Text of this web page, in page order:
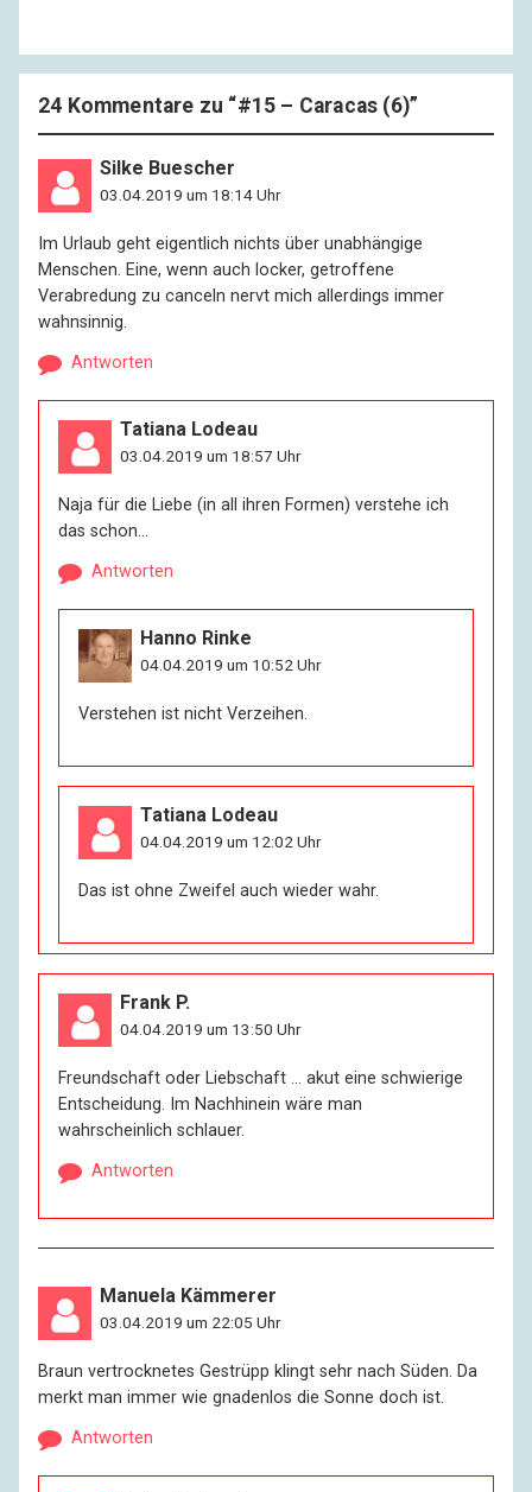
24 Kommentare zu “#15 – Caracas (6)”
Silke Buescher
03.04.2019 um 18:14 Uhr
Im Urlaub geht eigentlich nichts über unabhängige
Menschen. Eine, wenn auch locker, getroffene
Verabredung zu canceln nervt mich allerdings immer
wahnsinnig.
Antworten
Tatiana Lodeau
03.04.2019 um 18:57 Uhr
Naja für die Liebe (in all ihren Formen) verstehe ich
das schon…
Antworten
Hanno Rinke
04.04.2019 um 10:52 Uhr
Verstehen ist nicht Verzeihen.
Tatiana Lodeau
04.04.2019 um 12:02 Uhr
Das ist ohne Zweifel auch wieder wahr.
Frank P.
04.04.2019 um 13:50 Uhr
Freundschaft oder Liebschaft … akut eine schwierige
Entscheidung. Im Nachhinein wäre man
wahrscheinlich schlauer.
Antworten
Manuela Kämmerer
03.04.2019 um 22:05 Uhr
Braun vertrocknetes Gestrüpp klingt sehr nach Süden. Da
merkt man immer wie gnadenlos die Sonne doch ist.
Antworten